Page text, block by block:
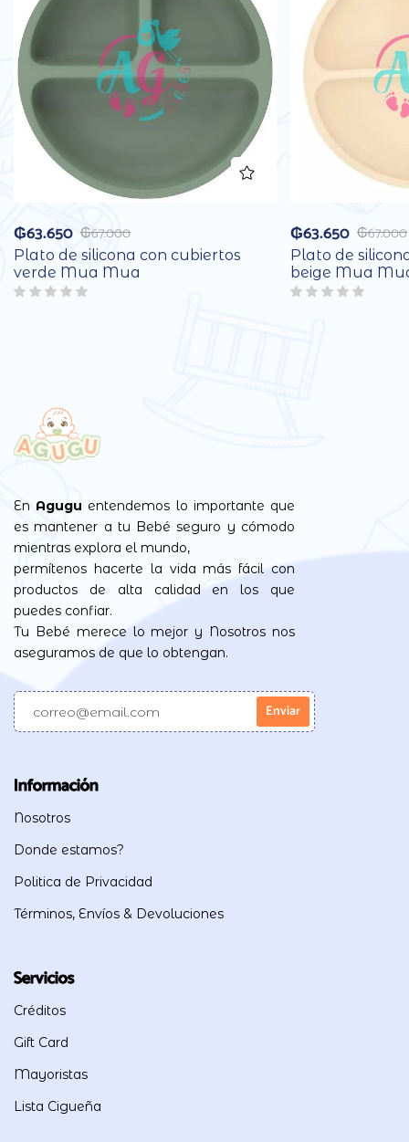
₲67.000
₲63.650
Plato de silicona con cubiertos
verde Mua Mua
₲67.000
₲63.650
Plato de
beige Mua
En Agugu entendemos lo importante que
es mantener a tu Bebé seguro y cómodo
mientras explora el mundo,
permítenos hacerte la vida más fácil con
productos de alta calidad en los que
puedes confiar.
Tu Bebé merece lo mejor y Nosotros nos
aseguramos de que lo obtengan.
Información
Nosotros
Donde estamos?
Politica de Privacidad
Términos, Envíos & Devoluciones
Servicios
Créditos
Gift Card
Mayoristas
Lista Cigueña